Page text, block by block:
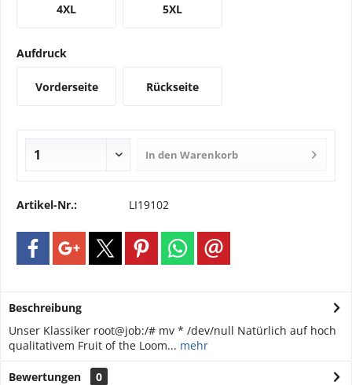
4XL 5XL
Aufdruck
Vorderseite Rückseite
In den Warenkorb
Artikel-Nr.: LI19102
Beschreibung
Unser Klassiker root@job:/# mv * /dev/null Natürlich auf hoch
qualitativem Fruit of the Loom... mehr
Bewertungen
0